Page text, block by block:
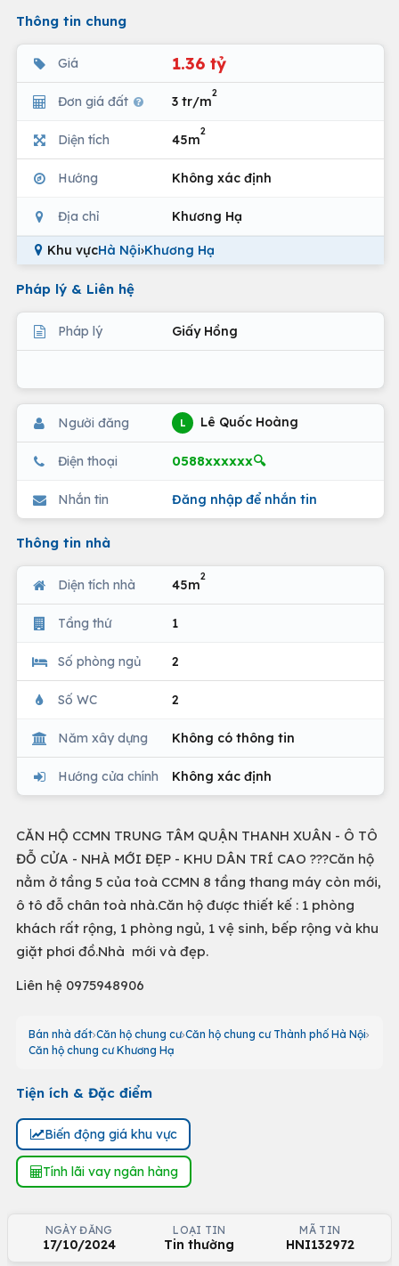
Thông tin chung
Giá 1.36 tỷ
Đơn giá đất 3 tr/m
2
Diện tích 45m
2
Hướng Không xác định
Địa chỉ Khương Hạ
Khu vựcHà Nội›Khương Hạ
Pháp lý & Liên hệ
Pháp lý Giấy Hồng
Người đăng L Lê Quốc Hoàng
Điện thoại 0588xxxxxx🔍
Nhắn tin Đăng nhập để nhắn tin
Thông tin nhà
Diện tích nhà 45m
2
Tầng thứ 1
Số phòng ngủ 2
Số WC 2
Năm xây dựng Không có thông tin
Hướng cửa chính Không xác định
CĂN HỘ CCMN TRUNG TÂM QUẬN THANH XUÂN - Ô TÔ
ĐỖ CỬA - NHÀ MỚI ĐẸP - KHU DÂN TRÍ CAO ???Căn hộ
nằm ở tầng 5 của toà CCMN 8 tầng thang máy còn mới,
ô tô đỗ chân toà nhà.Căn hộ được thiết kế : 1 phòng
khách rất rộng, 1 phòng ngủ, 1 vệ sinh, bếp rộng và khu
giặt phơi đồ.Nhà mới và đẹp.
Liên hệ 0975948906
Bán nhà đất Căn hộ chung cư Căn hộ chung cư Thành phố Hà Nội
Căn hộ chung cư Khương Hạ
Tiện ích & Đặc điểm
Biến động giá khu vực
Tính lãi vay ngân hàng
NGÀY ĐĂNG
17/10/2024
LOẠI TIN
Tin thường
MÃ TIN
HNI132972